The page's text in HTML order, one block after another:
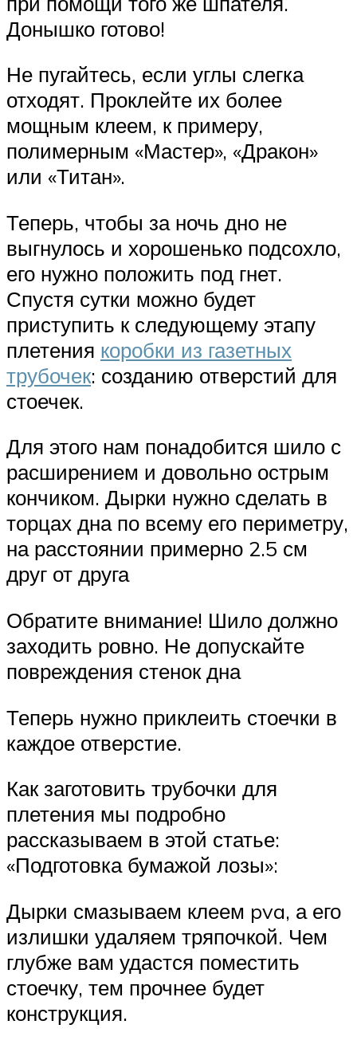
Донышко готово!
Не пугайтесь, если углы слегка
отходят. Проклейте их более
мощным клеем, к примеру,
полимерным «Мастер», «Дракон»
или «Титан».
Теперь, чтобы за ночь дно не
выгнулось и хорошенько подсохло,
его нужно положить под гнет.
Спустя сутки можно будет
приступить к следующему этапу
плетения коробки из газетных
трубочек: созданию отверстий для
стоечек.
Для этого нам понадобится шило с
расширением и довольно острым
кончиком. Дырки нужно сделать в
торцах дна по всему его периметру,
на расстоянии примерно 2.5 см
друг от друга
Обратите внимание! Шило должно
заходить ровно. Не допускайте
повреждения стенок дна
Теперь нужно приклеить стоечки в
каждое отверстие.
Как заготовить трубочки для
плетения мы подробно
рассказываем в этой статье:
«Подготовка бумажой лозы»:
Дырки смазываем клеем pva, а его
излишки удаляем тряпочкой. Чем
глубже вам удастся поместить
стоечку, тем прочнее будет
конструкция.